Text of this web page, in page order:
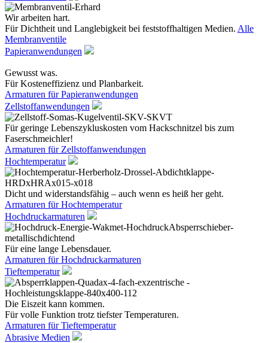
Wir arbeiten hart.
Für Dichtheit und Langlebigkeit bei feststoffhaltigen Medien. Alle
Membranventile
Papieranwendungen
Gewusst was.
Für Kosteneffizienz und Planbarkeit.
Armaturen für Papieranwendungen
Zellstoffanwendungen
Für geringe Lebenszykluskosten vom Hackschnitzel bis zum
Faserschmeichler!
Armaturen für Zellstoffanwendungen
Hochtemperatur
Dicht und widerstandsfähig – auch wenn es heiß her geht.
Armaturen für Hochtemperatur
Hochdruckarmaturen
Für eine lange Lebensdauer.
Armaturen für Hochdruckarmaturen
Tieftemperatur
Die Eiszeit kann kommen.
Für volle Funktion trotz tiefster Temperaturen.
Armaturen für Tieftemperatur
Abrasive Medien